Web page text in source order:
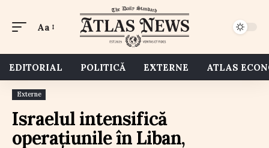
Aa
EDITORIAL POLITICĂ EXTERNE ATLAS
Externe
Israelul intensifică
operațiunile în Liban,